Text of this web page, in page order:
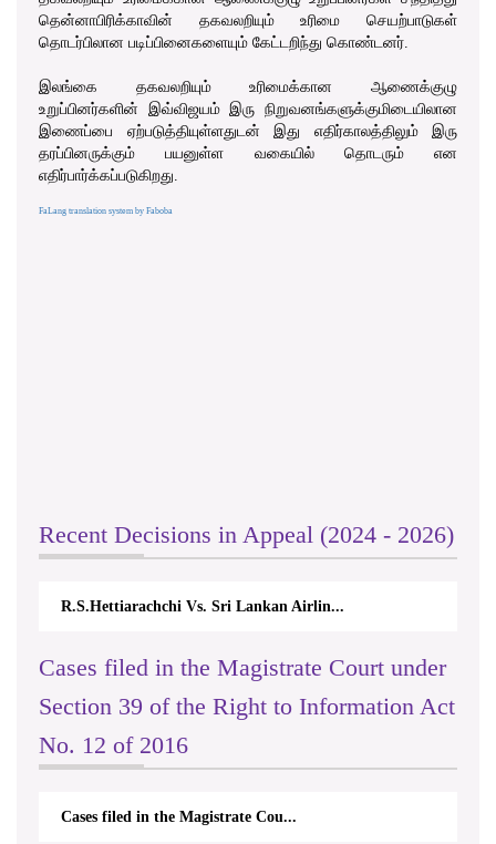
தென்னாபிரிக்காவின் தகவலறியும் உரிமை செயற்பாடுகள்
தொடர்பிலான படிப்பினைகளையும் கேட்டறிந்து கொண்டனர்.
இலங்கை தகவலறியும் உரிமைக்கான ஆணைக்குழு
உறுப்பினர்களின் இவ்விஜயம் இரு நிறுவனங்களுக்குமிடையிலான
இணைப்பை ஏற்படுத்தியுள்ளதுடன் இது எதிர்காலத்திலும் இரு
தரப்பினருக்கும் பயனுள்ள வகையில் தொடரும் என
எதிர்பார்க்கப்படுகிறது.
FaLang translation system by Faboba
Recent Decisions in Appeal (2024 - 2026)
R.S.Hettiarachchi Vs. Sri Lankan Airlin...
Cases filed in the Magistrate Court under
Section 39 of the Right to Information Act
No. 12 of 2016
Cases filed in the Magistrate Cou...